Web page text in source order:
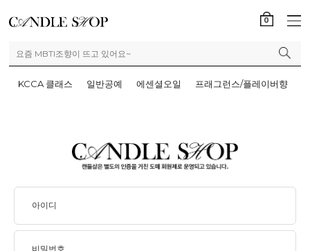
0
KCCA 클래스 일반공예 에센셜오일 프래그런스/플레이버향